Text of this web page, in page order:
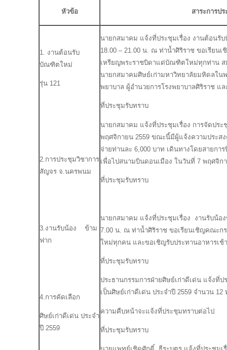
หัวข้อ สาระการป
1. งานต้อนรับ
บัณฑิตใหม่
รุ่น 121
2.การประชุมวิชาการ
สัญจร จ.นครพนม
3.งานรับน้อง ข้าม
ฟาก
4.การคัดเลือก
ศิษย์เก่าดีเด่น ประจำ
ปี 2559
นายกสมาคม แจ้งที่ประชุมเรื่อง งานต้อนรั
18.00 – 21.00 น. ณ ท่าน้ำศิริราช ขอเรียน
เหรียญพระราชบิดาแด่บัณฑิตใหม่ทุกท่าน
นายกสมาคมศิษย์เก่ามหาวิทยาลัยมหิดลใ
พยาบาล ผู้อำนวยการโรงพยาบาลศิริราช
ที่ประชุมรับทราบ
นายกสมาคม แจ้งที่ประชุมเรื่อง การจัดปร
พฤศจิกายน 2559 ขณะนี้มีผู้แจ้งความประส
จ่ายท่านละ 6,000 บาท เดินทางโดยสายกา
เพื่อไปสนามบินดอนเมือง ในวันที่ 7 พฤศจิกา
ที่ประชุมรับทราบ
นายกสมาคม แจ้งที่ประชุมเรื่อง งานรับน้อ
7.00 น. ณ ท่าน้ำศิริราช ขอเรียนเชิญคณะก
ใหม่ทุกคน และขอเชิญรับประทานอาหารเช้
ที่ประชุมรับทราบ
ประธานกรรมการฝ่ายศิษย์เก่าดีเด่น แจ้งที่
เป็นศิษย์เก่าดีเด่น ประจำปี 2559 จำนวน
ความคืบหน้าจะแจ้งที่ประชุมทราบต่
ที่ประชุมรับทราบ